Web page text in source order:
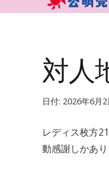
対人
日付: 2026年6月2
レディス枚方
動感謝しかあり